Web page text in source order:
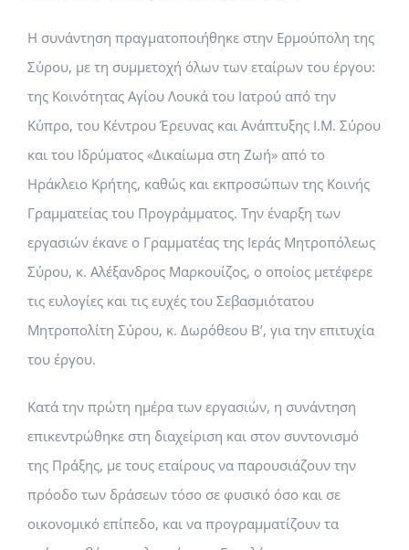
Η συνάντηση πραγματοποιήθηκε στην Ερμούπολη της
Σύρου, με τη συμμετοχή όλων των εταίρων του έργου:
της Κοινότητας Αγίου Λουκά του Ιατρού από την
Κύπρο, του Κέντρου Έρευνας και Ανάπτυξης Ι.Μ. Σύρου
και του Ιδρύματος «Δικαίωμα στη Ζωή» από το
Ηράκλειο Κρήτης, καθώς και εκπροσώπων της Κοινής
Γραμματείας του Προγράμματος. Την έναρξη των
εργασιών έκανε ο Γραμματέας της Ιεράς Μητροπόλεως
Σύρου, κ. Αλέξανδρος Μαρκουίζος, ο οποίος μετέφερε
τις ευλογίες και τις ευχές του Σεβασμιότατου
Μητροπολίτη Σύρου, κ. Δωρόθεου Β’, για την επιτυχία
του έργου.
Κατά την πρώτη ημέρα των εργασιών, η συνάντηση
επικεντρώθηκε στη διαχείριση και στον συντονισμό
της Πράξης, με τους εταίρους να παρουσιάζουν την
πρόοδο των δράσεων τόσο σε φυσικό όσο και σε
οικονομικό επίπεδο, και να προγραμματίζουν τα